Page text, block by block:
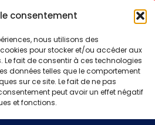
consentement
nous utilisons des
pour stocker et/ou accéder aux
fait de consentir à ces technologies
données telles que le comportement
sur ce site. Le fait de ne pas
peut avoir un effet négatif
et fonctions.
Politique de cookies